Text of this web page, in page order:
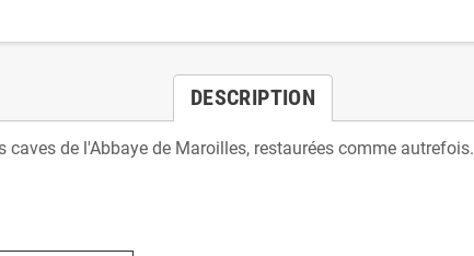
DESCRIPTION
de l'Abbaye de Maroilles, restaurées comme autrefois.